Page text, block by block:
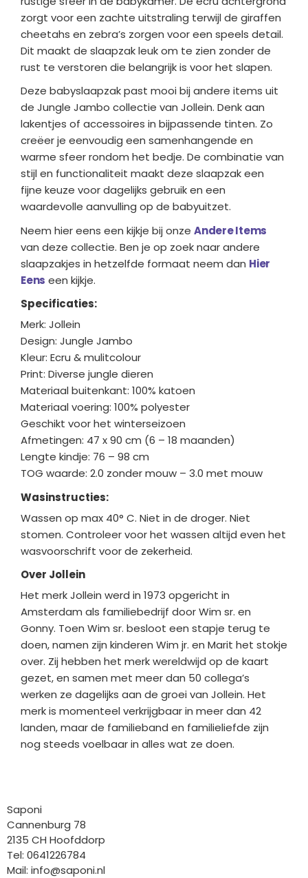
zorgt voor een zachte uitstraling terwijl de giraffen
cheetahs en zebra’s zorgen voor een speels detail.
Dit maakt de slaapzak leuk om te zien zonder de
rust te verstoren die belangrijk is voor het slapen.
Deze babyslaapzak past mooi bij andere items uit
de Jungle Jambo collectie van Jollein. Denk aan
lakentjes of accessoires in bijpassende tinten. Zo
creëer je eenvoudig een samenhangende en
warme sfeer rondom het bedje. De combinatie van
stijl en functionaliteit maakt deze slaapzak een
fijne keuze voor dagelijks gebruik en een
waardevolle aanvulling op de babyuitzet.
Neem hier eens een kijkje bij onze Andere Items
van deze collectie. Ben je op zoek naar andere
slaapzakjes in hetzelfde formaat neem dan Hier
Eens een kijkje.
Specificaties:
Merk: Jollein
Design: Jungle Jambo
Kleur: Ecru & mulitcolour
Print: Diverse jungle dieren
Materiaal buitenkant: 100% katoen
Materiaal voering: 100% polyester
Geschikt voor het winterseizoen
Afmetingen: 47 x 90 cm (6 – 18 maanden)
Lengte kindje: 76 – 98 cm
TOG waarde: 2.0 zonder mouw – 3.0 met mouw
Wasinstructies:
Wassen op max 40° C. Niet in de droger. Niet
stomen. Controleer voor het wassen altijd even het
wasvoorschrift voor de zekerheid.
Over Jollein
Het merk Jollein werd in 1973 opgericht in
Amsterdam als familiebedrijf door Wim sr. en
Gonny. Toen Wim sr. besloot een stapje terug te
doen, namen zijn kinderen Wim jr. en Marit het stokje
over. Zij hebben het merk wereldwijd op de kaart
gezet, en samen met meer dan 50 collega’s
werken ze dagelijks aan de groei van Jollein. Het
merk is momenteel verkrijgbaar in meer dan 42
landen, maar de familieband en familieliefde zijn
nog steeds voelbaar in alles wat ze doen.
Saponi
Cannenburg 78
2135 CH Hoofddorp
Tel: 0641226784
Mail: info@saponi.nl